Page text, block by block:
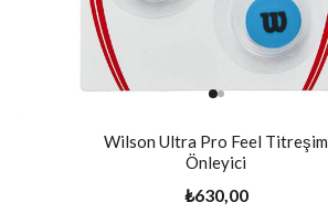
Wilson Ultra Pro Feel Titreşim
Önleyici
₺630,00